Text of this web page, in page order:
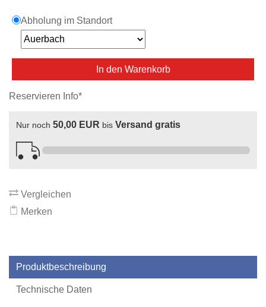
Abholung im Standort
In den Warenkorb
Reservieren Info*
Nur noch 50,00 EUR bis Versand gratis
Vergleichen
Merken
Produktbeschreibung
Technische Daten